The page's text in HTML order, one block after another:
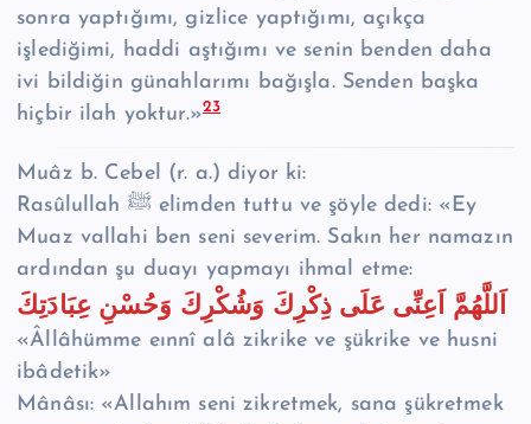
sonra yaptığımı, gizlice yaptığımı, açıkça
işlediğimi, haddi aştığımı ve senin benden daha
ivi bildiğin günahlarımı bağışla. Senden başka
hiçbir ilah yoktur.»23
Muâz b. Cebel (r. a.) diyor ki:
Rasûlullah ﷺ elimden tuttu ve şöyle dedi: «Ey
Muaz vallahi ben seni severim. Sakın her namazın
ardından şu duayı yapmayı ihmal etme:
اَللَّهُمَّ اَعِنِّى عَلَى ذِكْرِكَ وَشُكْرِكَ وَحُسْنِ عِبَادَتِكَ
«Âllâhümme eınnî alâ zikrike ve şükrike ve husni
ibâdetik»
Mânâsı: «Allahım seni zikretmek, sana şükretmek